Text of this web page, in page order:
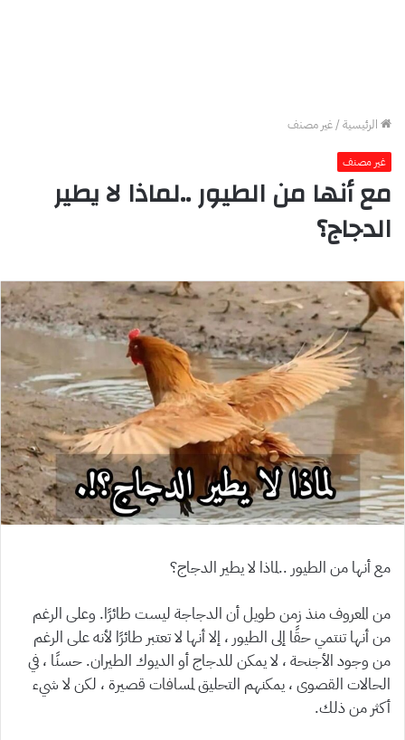
الرئيسية/غير مصنف
غير مصنف
مع أنها من الطيور ..لماذا لا يطير
الدجاج؟
مع أنها من الطيور ..لماذا لا يطير الدجاج؟
من المعروف منذ زمن طويل أن الدجاجة ليست طائرًا. وعلى الرغم
من أنها تنتمي حقًا إلى الطيور ، إلا أنها لا تعتبر طائرًا لأنه على الرغم
من وجود الأجنحة ، لا يمكن للدجاج أو الديوك الطيران. حسنًا ، في
الحالات القصوى ، يمكنهم التحليق لمسافات قصيرة ، لكن لا شيء
أكثر من ذلك.